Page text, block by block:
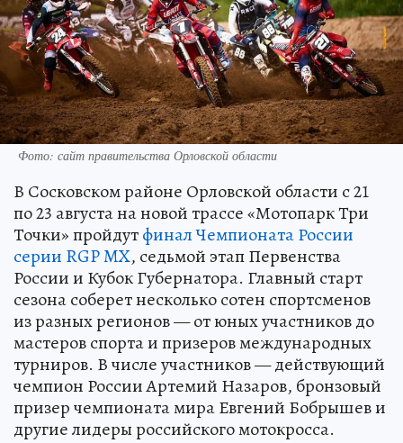
Фото: сайт правительства Орловской области
В Сосковском районе Орловской области с 21
по 23 августа на новой трассе «Мотопарк Три
Точки» пройдутфинал Чемпионата России
серии RGP MX, седьмой этап Первенства
России и Кубок Губернатора. Главный старт
сезона соберет несколько сотен спортсменов
из разных регионов — от юных участников до
мастеров спорта и призеров международных
турниров. В числе участников — действующий
чемпион России Артемий Назаров, бронзовый
призер чемпионата мира Евгений Бобрышев и
другие лидеры российского мотокросса.